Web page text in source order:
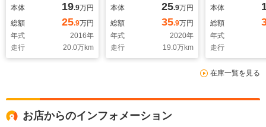
本体 19.9万円
総額
25.9万円
年式
2016年
走行
20.0万km
ラ-整備車
本体 25.9万円
総額
35.9万円
年式
2020年
走行
19.0万km
ア- ETC ス
本体
総額
年式
走行
在庫一覧を見る
お店からのインフォメーション